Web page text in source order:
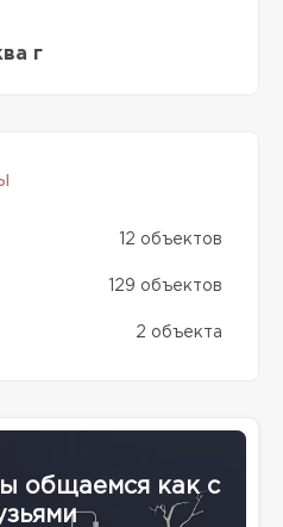
г
12 объектов
129 объектов
2 объекта
общаемся как с